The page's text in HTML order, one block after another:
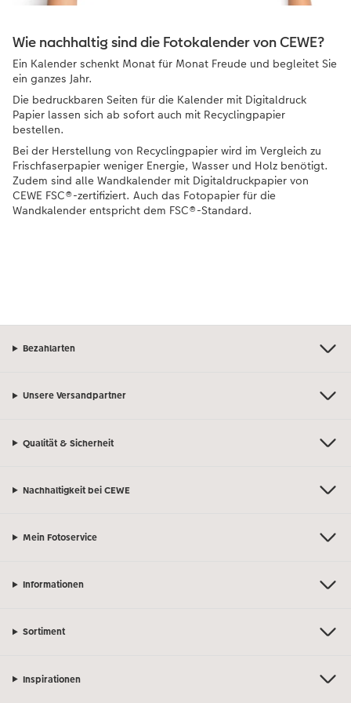
Wie nachhaltig sind die Fotokalender von CEWE?
Ein Kalender schenkt Monat für Monat Freude und begleitet Sie
ein ganzes Jahr.
Die bedruckbaren Seiten für die Kalender mit Digitaldruck
Papier lassen sich ab sofort auch mit Recyclingpapier
bestellen.
Bei der Herstellung von Recyclingpapier wird im Vergleich zu
Frischfaserpapier weniger Energie, Wasser und Holz benötigt.
Zudem sind alle Wandkalender mit Digitaldruckpapier von
CEWE FSC®-zertifiziert. Auch das Fotopapier für die
Wandkalender entspricht dem FSC®-Standard.
Bezahlarten
Unsere Versandpartner
Qualität & Sicherheit
Nachhaltigkeit bei CEWE
Mein Fotoservice
Informationen
Sortiment
Inspirationen